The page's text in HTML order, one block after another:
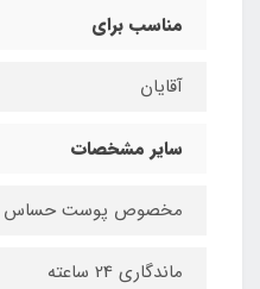
مناسب برای
آقایان
سایر مشخصات
مخصوص پوست حساس
ماندگاری 24 ساعته